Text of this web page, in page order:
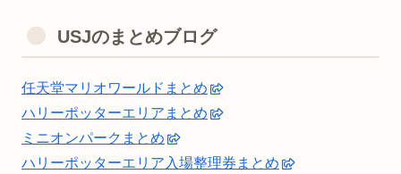
USJのまとめブログ
任天堂マリオワールドまとめ
ハリーポッターエリアまとめ
ミニオンパークまとめ
ハリーポッターエリア入場整理券まとめ